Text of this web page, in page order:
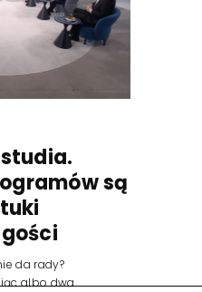
są
da rady?
albo dwa.